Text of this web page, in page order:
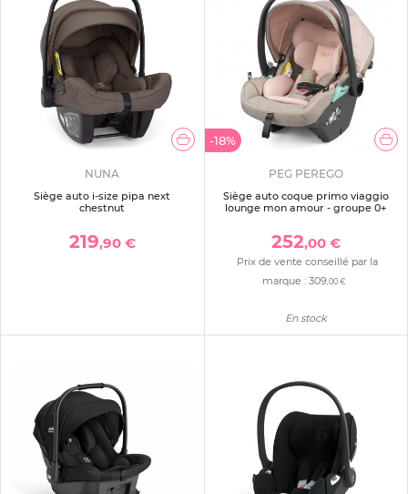
NUNA
Siège auto i-size pipa next
chestnut
219,90 €
-18%
PEG PEREGO
Siège auto coque primo viaggio
lounge mon amour - groupe 0+
252,00 €
Prix de vente conseillé par la
marque : 309,00 €
En stock